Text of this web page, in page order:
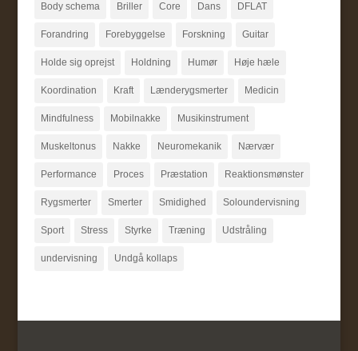
Body schema Briller Core Dans DFLAT
Forandring Forebyggelse Forskning Guitar
Holde sig oprejst Holdning Humør Høje hæle
Koordination Kraft Lænderygsmerter Medicin
Mindfulness Mobilnakke Musikinstrument
Muskeltonus Nakke Neuromekanik Nærvær
Performance Proces Præstation Reaktionsmønster
Rygsmerter Smerter Smidighed Soloundervisning
Sport Stress Styrke Træning Udstråling
undervisning Undgå kollaps